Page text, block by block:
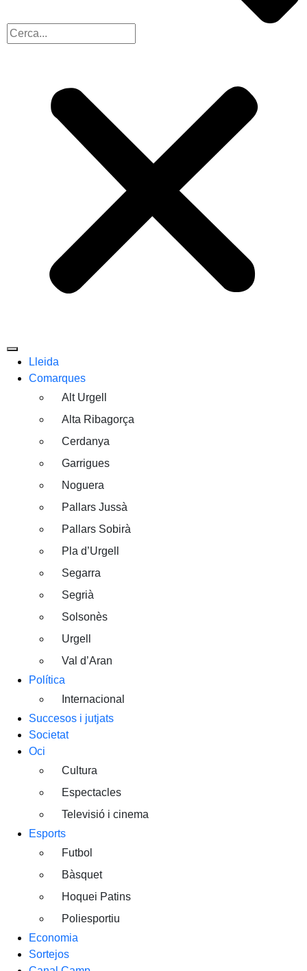
Lleida
Comarques
Alt Urgell
Alta Ribagorça
Cerdanya
Garrigues
Noguera
Pallars Jussà
Pallars Sobirà
Pla d’Urgell
Segarra
Segrià
Solsonès
Urgell
Val d’Aran
Política
Internacional
Succesos i jutjats
Societat
Oci
Cultura
Espectacles
Televisió i cinema
Esports
Futbol
Bàsquet
Hoquei Patins
Poliesportiu
Economia
Sortejos